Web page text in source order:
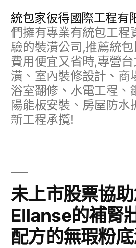
統包家彼得國際工程有
們擁有專業有統包工程
驗的裝潢公司,推薦統
費用便宜又省時,專營
潢、室內裝修設計、商
浴室翻修、水電工程、
陽能板安裝、房屋防水
新工程承攬!
未上市股票協
Ellanse的補腎
配方的無瑕粉